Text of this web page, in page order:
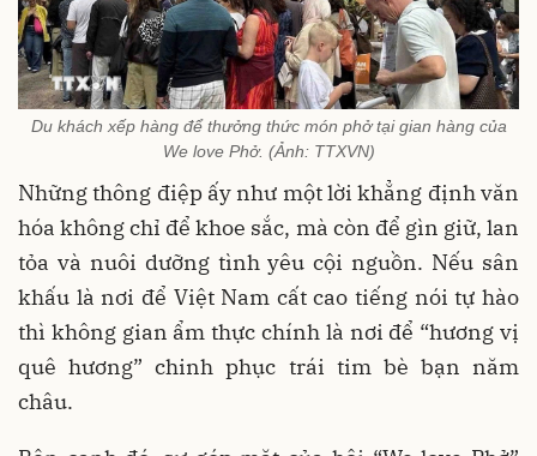
Du khách xếp hàng để thưởng thức món phở tại gian hàng của
We love Phở. (Ảnh: TTXVN)
Những thông điệp ấy như một lời khẳng định văn
hóa không chỉ để khoe sắc, mà còn để gìn giữ, lan
tỏa và nuôi dưỡng tình yêu cội nguồn. Nếu sân
khấu là nơi để Việt Nam cất cao tiếng nói tự hào
thì không gian ẩm thực chính là nơi để “hương vị
quê hương” chinh phục trái tim bè bạn năm
châu.